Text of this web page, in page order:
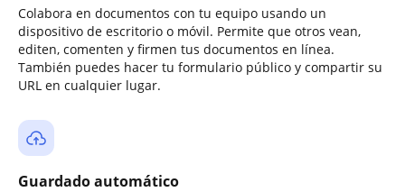
Colabora en documentos con tu equipo usando un
dispositivo de escritorio o móvil. Permite que otros vean,
editen, comenten y firmen tus documentos en línea.
También puedes hacer tu formulario público y compartir su
URL en cualquier lugar.
Guardado automático